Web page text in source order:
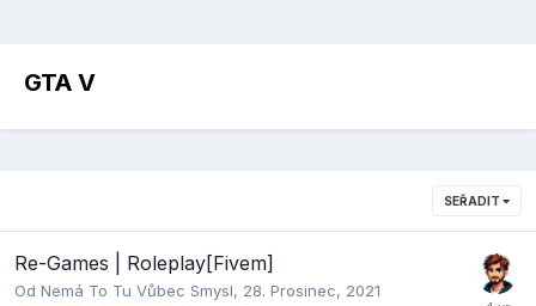
GTA V
SEŘADIT
Re-Games | Roleplay[Fivem]
Od Nemá To Tu Vůbec Smysl, 28. Prosinec, 2021